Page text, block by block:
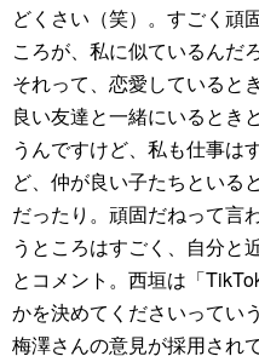
どくさい（笑）。すごく頑
ころが、私に似ているんだ
それって、恋愛していると
良い友達と一緒にいるとき
うんですけど、私も仕事は
ど、仲が良い子たちといる
だったり。頑固だねって言
うところはすごく、自分と
とコメント。西垣は「
かを決めてくださいってい
梅澤さんの意見が採用され